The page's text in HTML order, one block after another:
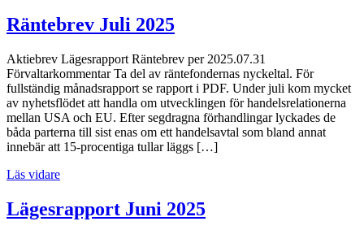
Räntebrev Juli 2025
Aktiebrev Lägesrapport Räntebrev per 2025.07.31
Förvaltarkommentar Ta del av räntefondernas nyckeltal. För
fullständig månadsrapport se rapport i PDF. Under juli kom mycket
av nyhetsflödet att handla om utvecklingen för handelsrelationerna
mellan USA och EU. Efter segdragna förhandlingar lyckades de
båda parterna till sist enas om ett handelsavtal som bland annat
innebär att 15-procentiga tullar läggs […]
Läs vidare
Lägesrapport Juni 2025